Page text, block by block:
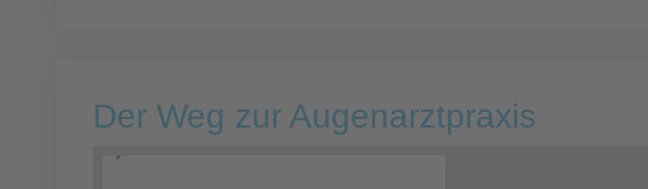
Der Weg zur Augenarztpraxis